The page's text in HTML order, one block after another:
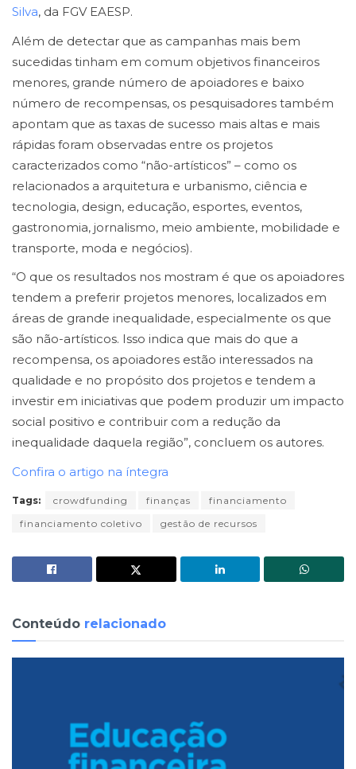
Silva, da FGV EAESP.
Além de detectar que as campanhas mais bem
sucedidas tinham em comum objetivos financeiros
menores, grande número de apoiadores e baixo
número de recompensas, os pesquisadores também
apontam que as taxas de sucesso mais altas e mais
rápidas foram observadas entre os projetos
caracterizados como “não-artísticos” – como os
relacionados a arquitetura e urbanismo, ciência e
tecnologia, design, educação, esportes, eventos,
gastronomia, jornalismo, meio ambiente, mobilidade e
transporte, moda e negócios).
“O que os resultados nos mostram é que os apoiadores
tendem a preferir projetos menores, localizados em
áreas de grande inequalidade, especialmente os que
são não-artísticos. Isso indica que mais do que a
recompensa, os apoiadores estão interessados na
qualidade e no propósito dos projetos e tendem a
investir em iniciativas que podem produzir um impacto
social positivo e contribuir com a redução da
inequalidade daquela região”, concluem os autores.
Confira o artigo na íntegra
Tags: crowdfunding finanças
financiamento
financiamento coletivo
gestão de recursos
Conteúdo relacionado